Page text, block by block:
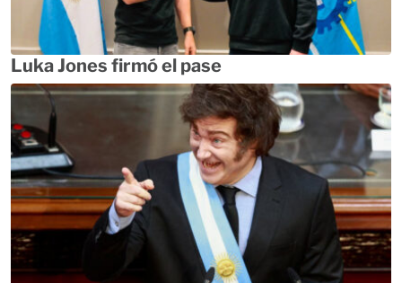
Luka Jones firmó el pase